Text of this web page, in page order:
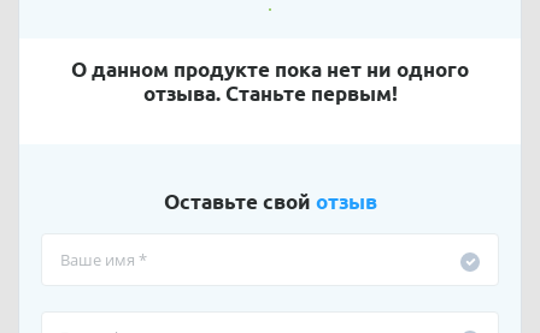
О данном продукте пока нет ни одного
отзыва. Станьте первым!
Оставьте свой отзыв